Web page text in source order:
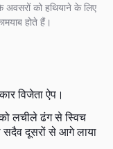
अवसरों को हथियाने के लिए
होते हैं।
विजेता ऐप।
लचीले ढंग से स्विच
सदैव दूसरों से आगे लाया